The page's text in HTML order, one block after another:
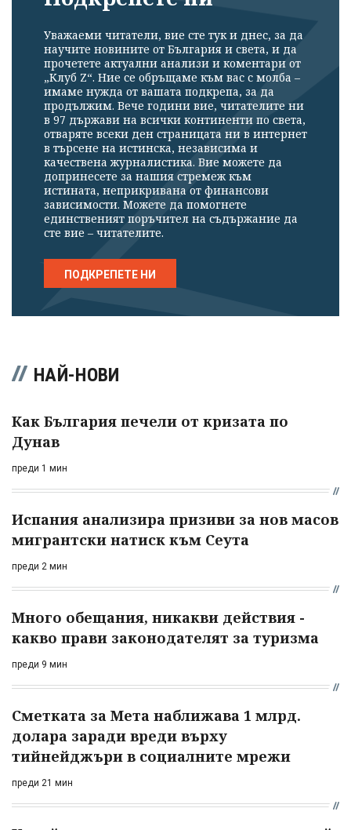
Уважаеми читатели, вие сте тук и днес, за да
научите новините от България и света, и да
прочетете актуални анализи и коментари от
„Клуб Z“. Ние се обръщаме към вас с молба –
имаме нужда от вашата подкрепа, за да
продължим. Вече години вие, читателите ни
в 97 държави на всички континенти по света,
отваряте всеки ден страницата ни в интернет
в търсене на истинска, независима и
качествена журналистика. Вие можете да
допринесете за нашия стремеж към
истината, неприкривана от финансови
зависимости. Можете да помогнете
единственият поръчител на съдържание да
сте вие – читателите.
ПОДКРЕПЕТЕ НИ
НАЙ-НОВИ
Как България печели от кризата по
Дунав
преди 1 мин
Испания анализира призиви за нов масов
мигрантски натиск към Сеута
преди 2 мин
Много обещания, никакви действия -
какво прави законодателят за туризма
преди 9 мин
Сметката за Мета наближава 1 млрд.
долара заради вреди върху
тийнейджъри в социалните мрежи
преди 21 мин